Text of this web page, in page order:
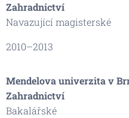
Zahradnictví
Navazující magisterské
2010–2013
Mendelova univerzita v
Zahradnictví
Bakalářské